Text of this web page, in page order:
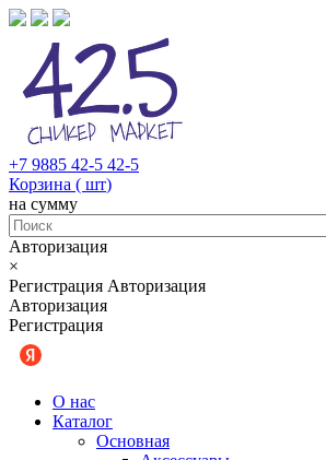
+7 9885 42-5 42-5
Корзина ( шт)
на сумму
Авторизация
×
Регистрация Авторизация
Авторизация
Регистрация
О нас
Каталог
Основная